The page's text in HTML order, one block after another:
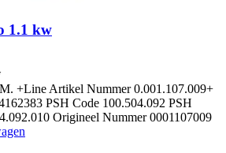
1.1 kw
+Line Artikel Nummer 0.001.107.009+
PSH Code 100.504.092 PSH
Origineel Nummer 0001107009